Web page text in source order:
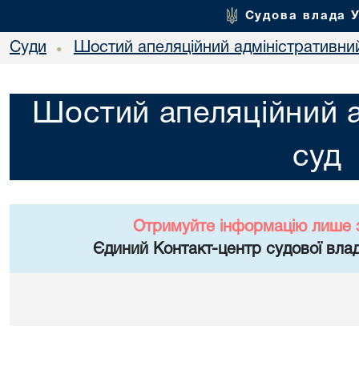
Судова влада
Суди • Шостий апеляційний
Шостий апеляційний
суд
Отримуйте інформацію лише
Єдиний Контакт-центр судової